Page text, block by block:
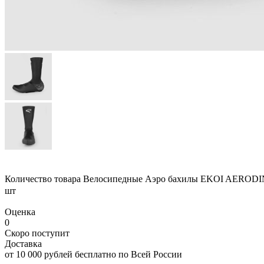
Количество товара Велосипедные Аэро бахилы EKOI
шт
Оценка
0
Скоро поступит
Доставка
от 10 000 рублей бесплатно по Всей России